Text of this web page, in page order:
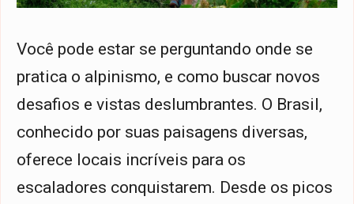
Você pode estar se perguntando onde se
pratica o alpinismo, e como buscar novos
desafios e vistas deslumbrantes. O Brasil,
conhecido por suas paisagens diversas,
oferece locais incríveis para os
escaladores conquistarem. Desde os picos